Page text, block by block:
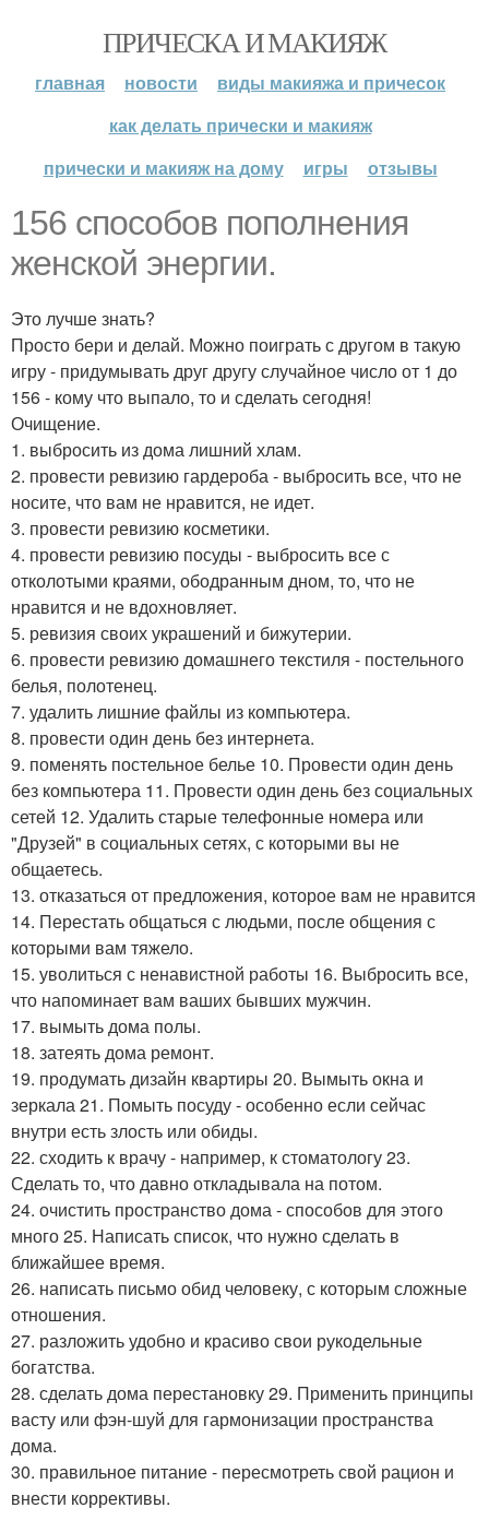
ПРИЧЕСКА И МАКИЯЖ
главная новости
виды макияжа и причесок
как делать прически и макияж
прически и макияж на дому
игры отзывы
156 способов пополнения
женской энергии.
Это лучше знать?
Просто бери и делай. Можно поиграть с другом в такую
игру - придумывать друг другу случайное число от 1 до
156 - кому что выпало, то и сделать сегодня!
Очищение.
1. выбросить из дома лишний хлам.
2. провести ревизию гардероба - выбросить все, что не
носите, что вам не нравится, не идет.
3. провести ревизию косметики.
4. провести ревизию посуды - выбросить все с
отколотыми краями, ободранным дном, то, что не
нравится и не вдохновляет.
5. ревизия своих украшений и бижутерии.
6. провести ревизию домашнего текстиля - постельного
белья, полотенец.
7. удалить лишние файлы из компьютера.
8. провести один день без интернета.
9. поменять постельное белье 10. Провести один день
без компьютера 11. Провести один день без социальных
сетей 12. Удалить старые телефонные номера или
"Друзей" в социальных сетях, с которыми вы не
общаетесь.
13. отказаться от предложения, которое вам не нравится
14. Перестать общаться с людьми, после общения с
которыми вам тяжело.
15. уволиться с ненавистной работы 16. Выбросить все,
что напоминает вам ваших бывших мужчин.
17. вымыть дома полы.
18. затеять дома ремонт.
19. продумать дизайн квартиры 20. Вымыть окна и
зеркала 21. Помыть посуду - особенно если сейчас
внутри есть злость или обиды.
22. сходить к врачу - например, к стоматологу 23.
Сделать то, что давно откладывала на потом.
24. очистить пространство дома - способов для этого
много 25. Написать список, что нужно сделать в
ближайшее время.
26. написать письмо обид человеку, с которым сложные
отношения.
27. разложить удобно и красиво свои рукодельные
богатства.
28. сделать дома перестановку 29. Применить принципы
васту или фэн-шуй для гармонизации пространства
дома.
30. правильное питание - пересмотреть свой рацион и
внести коррективы.